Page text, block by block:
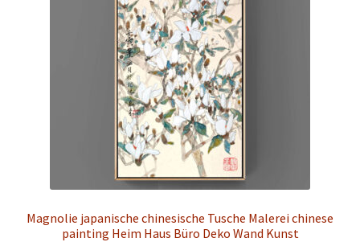
Magnolie japanische chinesische Tusche Malerei chinese
painting Heim Haus Büro Deko Wand Kunst